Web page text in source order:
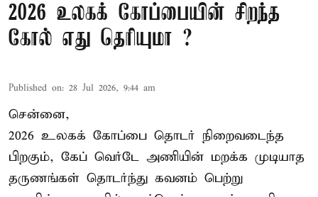
2026 உலகக் கோப்பையின் சிறந்த
கோல் எது தெரியுமா ?
Published on: 28 Jul 2026, 9:44 am
சென்னை,
2026 உலகக் கோப்பை தொடர் நிறைவடைந்த
பிறகும், கேப் வெர்டே அணியின் மறக்க முடியாத
தருணங்கள் தொடர்ந்து கவனம் பெற்று